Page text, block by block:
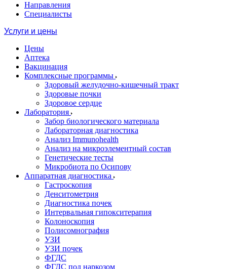
Направления
Специалисты
Услуги и цены
Цены
Аптека
Вакцинация
Комплексные программы
Здоровый желудочно-кишечный тракт
Здоровые почки
Здоровое сердце
Лаборатория
Забор биологического материала
Лабораторная диагностика
Анализ Immunohealth
Анализ на микроэлементный состав
Генетические тесты
Микробиота по Осипову
Аппаратная диагностика
Гастроскопия
Денситометрия
Диагностика почек
Интервальная гипокситерапия
Колоноскопия
Полисомнография
УЗИ
УЗИ почек
ФГДС
ФГДС под наркозом